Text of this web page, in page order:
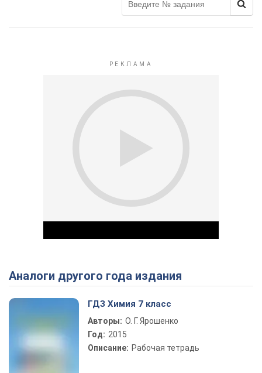
Play Video
Аналоги другого года издания
ГДЗ Химия 7 класс
Авторы: О. Г. Ярошенко
Год: 2015
Описание: Рабочая тетрадь